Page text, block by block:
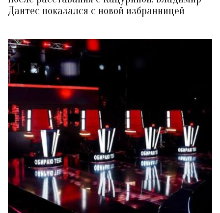
Дантес показался с новой избранницей